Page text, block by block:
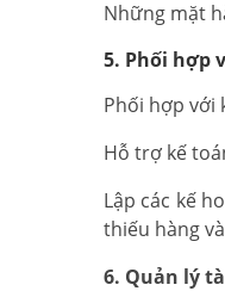
Những mặt
5. Phối hợp
Phối hợp với
Hỗ trợ kế
Lập các kế
thiếu hàng
6. Quản lý